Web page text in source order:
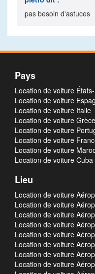
pas besoin d'astuces
Pays
Location de voiture
Location de voiture
Location de voiture Italie
Location de voiture Grèce
Location de voiture
Location de voiture
Location de voiture
Location de voiture Cuba
Lieu
Location de voiture
Location de voiture
Location de voiture
Location de voiture
Location de voiture
Location de voiture
Location de voiture
Location de voiture